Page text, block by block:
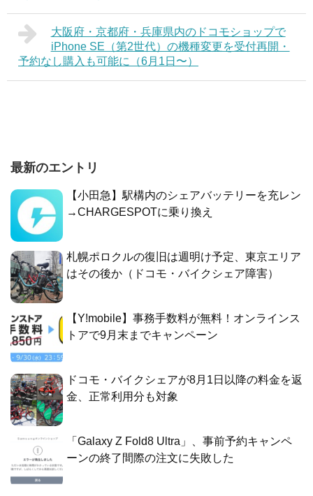
大阪府・京都府・兵庫県内のドコモショップで
iPhone SE（第2世代）の機種変更を受付再開・
予約なし購入も可能に（6月1日〜）
最新のエントリ
【小田急】駅構内のシェアバッテリーを充レン
→CHARGESPOTに乗り換え
札幌ポロクルの復旧は週明け予定、東京エリア
はその後か（ドコモ・バイクシェア障害）
【Y!mobile】事務手数料が無料！オンラインス
トアで9月末までキャンペーン
ドコモ・バイクシェアが8月1日以降の料金を返
金、正常利用分も対象
「Galaxy Z Fold8 Ultra」、事前予約キャンペ
ーンの終了間際の注文に失敗した